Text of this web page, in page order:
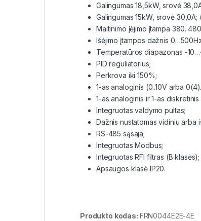
Galingumas 18,5kW, srovė
Galingumas 15kW, srovė
Maitinimo įėjimo įtampa
Išėjimo įtampos dažnis
Temperatūros diapazonas -
PID reguliatorius;
Perkrova iki 150%;
1-as analoginis (0..10V arba
1-as analoginis ir 1-as diskretinis
Integruotas valdymo pultas;
Dažnis nustatomas vidiniu arba
RS-485 sąsaja;
Integruotas Modbus;
Integruotas RFI filtras (B klasės);
Apsaugos klasė IP20.
Produkto kodas: FRN0044E2E-4E